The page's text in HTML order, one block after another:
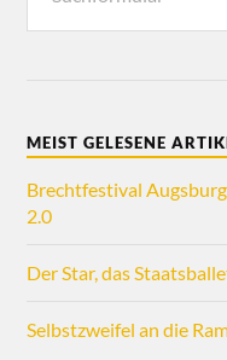
MEIST GELESENE
Brechtfestival
2.0
Der Star, das
Selbstzweifel an die